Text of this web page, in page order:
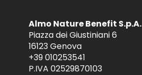
Almo Nature Benefit S.p.A.
Piazza dei Giustiniani 6
16123 Genova
+39 010253541
P.IVA 02529870103